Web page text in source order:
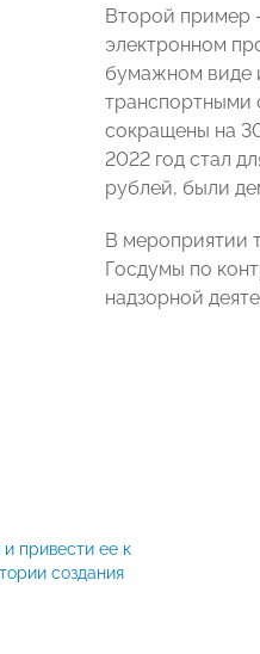
Второй пример
электронном
бумажном виде
транспортными
сокращены на
2022 год стал
рублей, были
В мероприятии
Госдумы по
надзорной
привести ее к
создания